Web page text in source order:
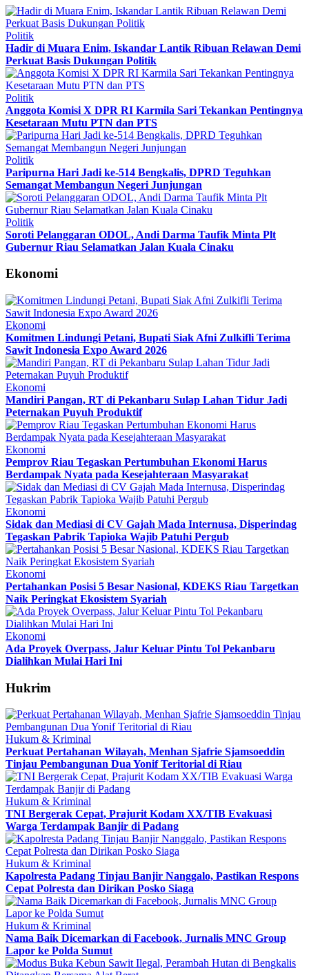
Politik
Hadir di Muara Enim, Iskandar Lantik Ribuan Relawan Demi
Perkuat Basis Dukungan Politik
Politik
Anggota Komisi X DPR RI Karmila Sari Tekankan Pentingnya
Kesetaraan Mutu PTN dan PTS
Politik
Paripurna Hari Jadi ke-514 Bengkalis, DPRD Teguhkan
Semangat Membangun Negeri Junjungan
Politik
Soroti Pelanggaran ODOL, Andi Darma Taufik Minta Plt
Gubernur Riau Selamatkan Jalan Kuala Cinaku
Ekonomi
Ekonomi
Komitmen Lindungi Petani, Bupati Siak Afni Zulkifli Terima
Sawit Indonesia Expo Award 2026
Ekonomi
Mandiri Pangan, RT di Pekanbaru Sulap Lahan Tidur Jadi
Peternakan Puyuh Produktif
Ekonomi
Pemprov Riau Tegaskan Pertumbuhan Ekonomi Harus
Berdampak Nyata pada Kesejahteraan Masyarakat
Ekonomi
Sidak dan Mediasi di CV Gajah Mada Internusa, Disperindag
Tegaskan Pabrik Tapioka Wajib Patuhi Pergub
Ekonomi
Pertahankan Posisi 5 Besar Nasional, KDEKS Riau Targetkan
Naik Peringkat Ekosistem Syariah
Ekonomi
Ada Proyek Overpass, Jalur Keluar Pintu Tol Pekanbaru
Dialihkan Mulai Hari Ini
Hukrim
Hukum & Kriminal
Perkuat Pertahanan Wilayah, Menhan Sjafrie Sjamsoeddin
Tinjau Pembangunan Dua Yonif Teritorial di Riau
Hukum & Kriminal
TNI Bergerak Cepat, Prajurit Kodam XX/TIB Evakuasi
Warga Terdampak Banjir di Padang
Hukum & Kriminal
Kapolresta Padang Tinjau Banjir Nanggalo, Pastikan Respons
Cepat Polresta dan Dirikan Posko Siaga
Hukum & Kriminal
Nama Baik Dicemarkan di Facebook, Jurnalis MNC Group
Lapor ke Polda Sumut